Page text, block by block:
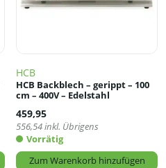
HCB
HCB Backblech – gerippt – 100
cm – 400V – Edelstahl
459,95
556,54inkl. Übrigens
Vorrätig
Zum Warenkorb hinzufügen